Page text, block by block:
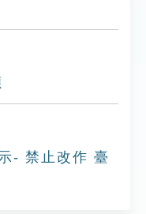
- 禁止改作 臺